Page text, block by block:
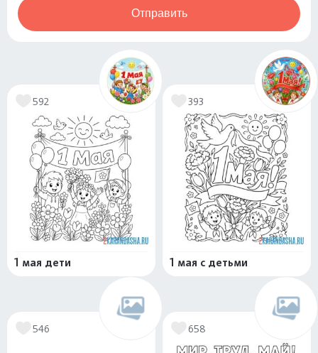
Отправить
592
1 мая дети
393
1 мая с детьми
546 658